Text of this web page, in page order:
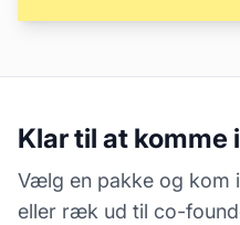
Klar til at komme
Vælg en pakke og kom
eller ræk ud til co-